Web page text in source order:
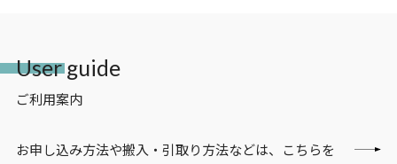
User guide
ご利用案内
お申し込み方法や搬入・引取り方法などは、こちらを